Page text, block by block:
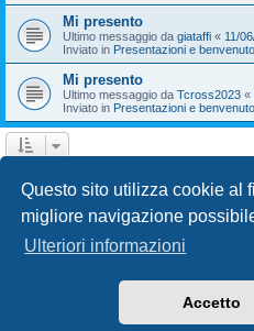
Questo sito utilizza cookie al
migliore navigazione
Ulteriori informazioni
Accetto
Mi presento
Ultimo messaggio da giataffi « 11/
Inviato in Presentazioni e
Mi presento
Ultimo messaggio da Tcross2023 «
Inviato in Presentazioni e
phpBB® Forum